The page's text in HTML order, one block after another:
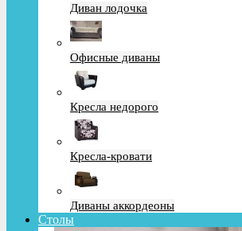
Диван лодочка
Офисные диваны
Кресла недорого
Кресла-кровати
Диваны аккордеоны
Столы